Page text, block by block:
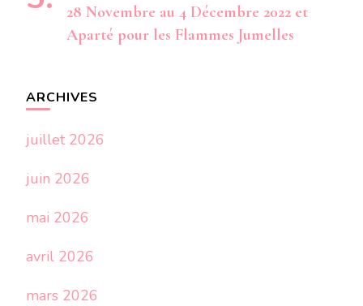
28 Novembre au 4 Décembre 2022 et
Aparté pour les Flammes Jumelles
ARCHIVES
juillet 2026
juin 2026
mai 2026
avril 2026
mars 2026